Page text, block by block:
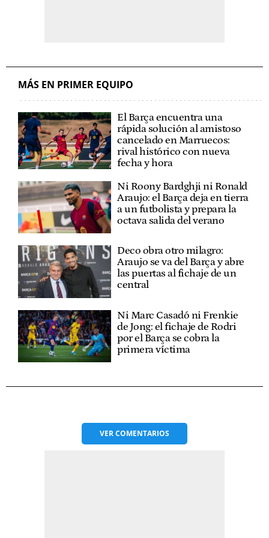
MÁS EN PRIMER EQUIPO
El Barça encuentra una
rápida solución al amistoso
cancelado en Marruecos:
rival histórico con nueva
fecha y hora
Ni Roony Bardghji ni Ronald
Araujo: el Barça deja en tierra
a un futbolista y prepara la
octava salida del verano
Deco obra otro milagro:
Araujo se va del Barça y abre
las puertas al fichaje de un
central
Ni Marc Casadó ni Frenkie
de Jong: el fichaje de Rodri
por el Barça se cobra la
primera víctima
VERCOMENTARIOS